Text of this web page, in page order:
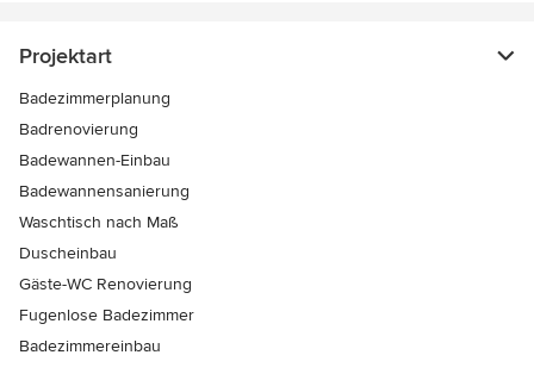
Projektart
Badezimmerplanung
Badrenovierung
Badewannen-Einbau
Badewannensanierung
Waschtisch nach Maß
Duscheinbau
Gäste-WC Renovierung
Fugenlose Badezimmer
Badezimmereinbau